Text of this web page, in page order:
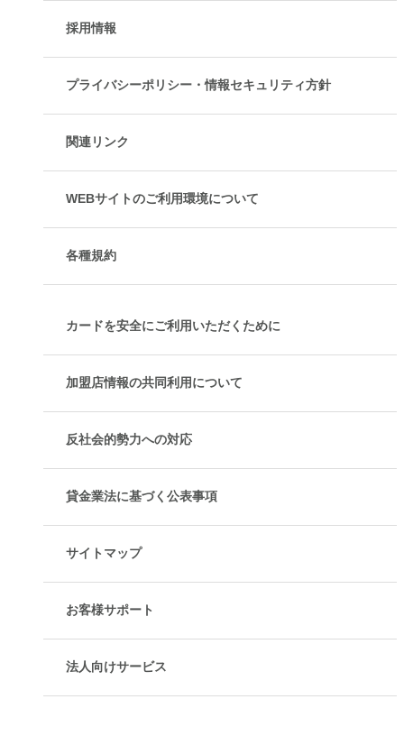
採用情報
プライバシーポリシー・情報セキュリティ方針
関連リンク
WEBサイトのご利用環境について
各種規約
カードを安全にご利用いただくために
加盟店情報の共同利用について
反社会的勢力への対応
貸金業法に基づく公表事項
サイトマップ
お客様サポート
法人向けサービス